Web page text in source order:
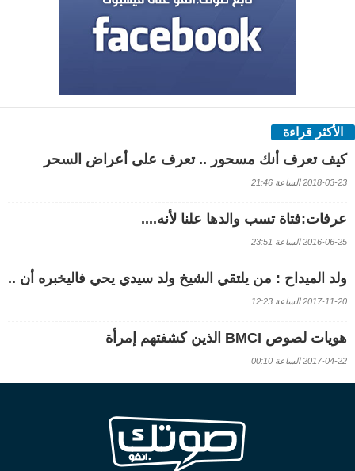
الأكثر قراءة
كيف تعرف أنك مسحور .. تعرف على أعراض السحر
2018-03-23 الساعة 21:46
عرفات:فتاة تسب والدها علنا لأنه....
2016-06-25 الساعة 23:51
ولد الميداح : من يلتقي الشيخ ولد سيدي يحي فاليخبره أن ..
2017-11-20 الساعة 12:23
هويات لصوص BMCI الذين كشفتهم إمرأة
2017-04-22 الساعة 00:10